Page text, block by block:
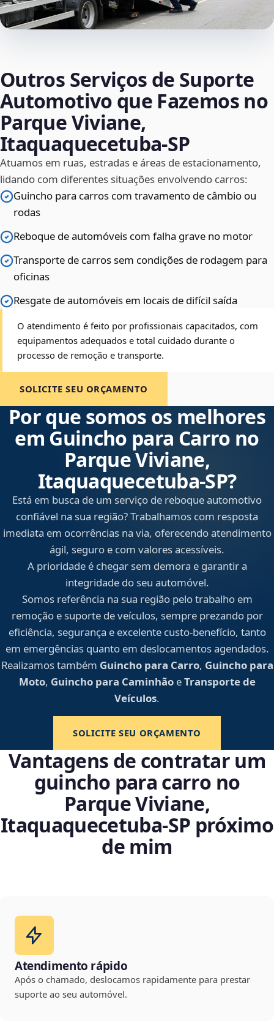
Outros Serviços de Suporte
Automotivo que Fazemos no
Parque Viviane,
Itaquaquecetuba‑SP
Atuamos em ruas, estradas e áreas de estacionamento,
lidando com diferentes situações envolvendo carros:
Guincho para carros com travamento de câmbio ou
rodas
Reboque de automóveis com falha grave no motor
Transporte de carros sem condições de rodagem para
oficinas
Resgate de automóveis em locais de difícil saída
O atendimento é feito por profissionais capacitados, com
equipamentos adequados e total cuidado durante o
processo de remoção e transporte.
SOLICITE SEU ORÇAMENTO
Por que somos os melhores
em Guincho para Carro no
Parque Viviane,
Itaquaquecetuba‑SP?
Está em busca de um serviço de reboque automotivo
confiável na sua região? Trabalhamos com resposta
imediata em ocorrências na via, oferecendo atendimento
ágil, seguro e com valores acessíveis.
A prioridade é chegar sem demora e garantir a
integridade do seu automóvel.
Somos referência na sua região pelo trabalho em
remoção e suporte de veículos, sempre prezando por
eficiência, segurança e excelente custo-benefício, tanto
em emergências quanto em deslocamentos agendados.
Realizamos também Guincho para Carro, Guincho para
Moto, Guincho para CaminhãoeTransporte de
Veículos.
SOLICITE SEU ORÇAMENTO
Vantagens de contratar um
guincho para carro no
Parque Viviane,
Itaquaquecetuba‑SP próximo
de mim
Atendimento rápido
Após o chamado, deslocamos rapidamente para prestar
suporte ao seu automóvel.